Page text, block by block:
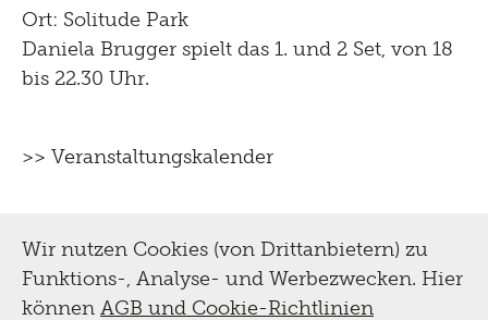
Ort: Solitude Park
Daniela Brugger spielt das 1. und 2 Set, von 18
bis 22.30 Uhr.
>> Veranstaltungskalender
Wir nutzen Cookies (von Drittanbietern) zu
Funktions-, Analyse- und Werbezwecken. Hier
können AGB und Cookie-Richtlinien